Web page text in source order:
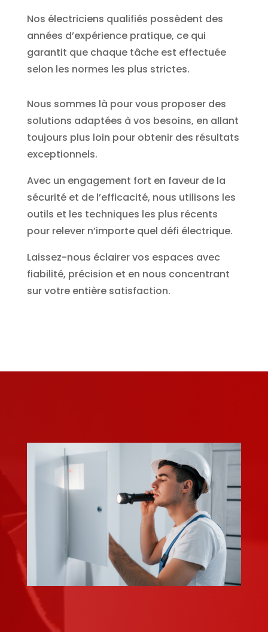
Nos électriciens qualifiés possèdent des
années d’expérience pratique, ce qui
garantit que chaque tâche est effectuée
selon les normes les plus strictes.
Nous sommes là pour vous proposer des
solutions adaptées à vos besoins, en allant
toujours plus loin pour obtenir des résultats
exceptionnels.
Avec un engagement fort en faveur de la
sécurité et de l’efficacité, nous utilisons les
outils et les techniques les plus récents
pour relever n’importe quel défi électrique.
Laissez-nous éclairer vos espaces avec
fiabilité, précision et en nous concentrant
sur votre entière satisfaction.